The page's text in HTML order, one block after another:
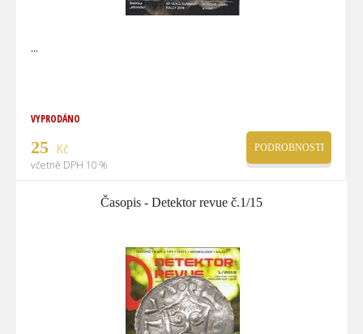
VYPRODÁNO
25 Kč
včetně DPH 10 %
PODROBNOSTI
Časopis - Detektor revue č.1/15